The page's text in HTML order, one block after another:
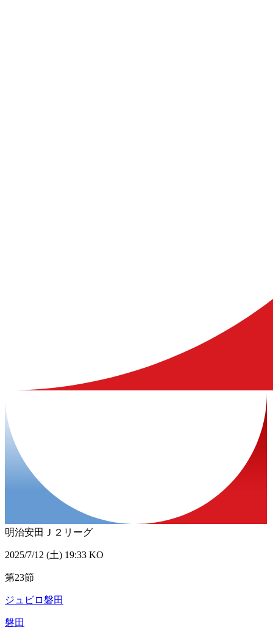
明治安田Ｊ２リーグ
2025/7/12 (土) 19:33 KO
第23節
ジュビロ磐田
磐田